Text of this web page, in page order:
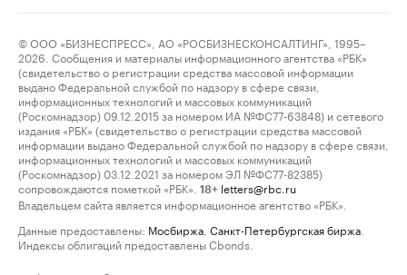
© ООО «БИЗНЕСПРЕСС», АО «РОСБИЗНЕСКОНСАЛТИНГ», 1995–
2026. Сообщения и материалы информационного агентства «РБК»
(свидетельство о регистрации средства массовой информации
выдано Федеральной службой по надзору в сфере связи,
информационных технологий и массовых коммуникаций
(Роскомнадзор) 09.12.2015 за номером ИА №ФС77-63848) и сетевого
издания «РБК» (свидетельство о регистрации средства массовой
информации выдано Федеральной службой по надзору в сфере связи,
информационных технологий и массовых коммуникаций
(Роскомнадзор) 03.12.2021 за номером ЭЛ №ФС77-82385)
сопровождаются пометкой «РБК».
18+ letters@rbc.ru
Владельцем сайта является информационное агентство «РБК».
Данные предоставлены: Мосбиржа Санкт-Петербургская биржа
Индексы облигаций предоставлены Cbonds.